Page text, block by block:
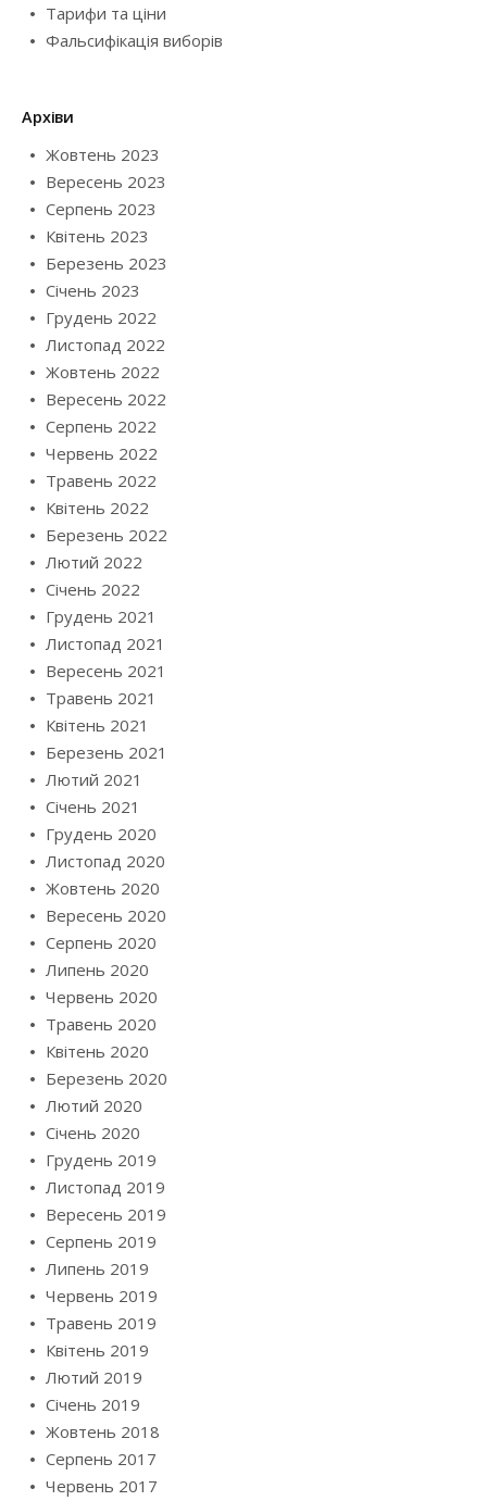
Тарифи та ціни
Фальсифікація виборів
Архіви
Жовтень 2023
Вересень 2023
Серпень 2023
Квітень 2023
Березень 2023
Січень 2023
Грудень 2022
Листопад 2022
Жовтень 2022
Вересень 2022
Серпень 2022
Червень 2022
Травень 2022
Квітень 2022
Березень 2022
Лютий 2022
Січень 2022
Грудень 2021
Листопад 2021
Вересень 2021
Травень 2021
Квітень 2021
Березень 2021
Лютий 2021
Січень 2021
Грудень 2020
Листопад 2020
Жовтень 2020
Вересень 2020
Серпень 2020
Липень 2020
Червень 2020
Травень 2020
Квітень 2020
Березень 2020
Лютий 2020
Січень 2020
Грудень 2019
Листопад 2019
Вересень 2019
Серпень 2019
Липень 2019
Червень 2019
Травень 2019
Квітень 2019
Лютий 2019
Січень 2019
Жовтень 2018
Серпень 2017
Червень 2017